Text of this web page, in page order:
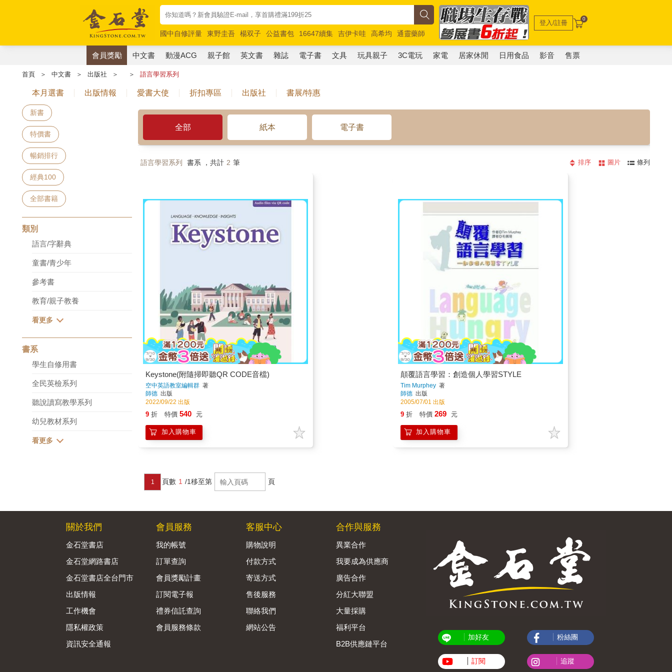
國中自修評量 東野圭吾 楊双子 公益書包 16647續集 吉伊卡哇 高希均
通靈藥師
唯紅花綻放
奧德賽 路邊攤新作 馬斯克 玩具總動員5 超慢跑
登入/註冊 0
會員獎勵 中文書 動漫ACG 親子館 英文書 雜誌 電子書 文具 玩具親子 3C電玩 家電 居家休閒 日用食品 影音 售票
首頁 ＞ 中文書 ＞ 出版社 ＞ ＞ 語言學習系列
本月選書 出版情報 愛書大使 折扣專區 出版社 書展/特惠
新書
特價書
暢銷排行
經典100
全部書籍
類別
語言/字辭典
童書/青少年
參考書
教育/親子教養
書系
學生自修用書
全民英檢系列
聽說讀寫教學系列
幼兒教材系列
全部 紙本 電子書
語言學習系列 書系 ，共計 2 筆 排序 圖片 條列
Keystone(附隨掃即聽QR CODE音檔)
空中英語教室編輯群 著
師德 出版
2022/09/22 出版
9 折 特價 540 元
加入購物車
顛覆語言學習：創造個人學習STYLE
Tim Murphey著
師德 出版
2005/07/01 出版
9 折 特價 269 元
加入購物車
1 頁數 1 /1移至第 頁
關於我們
金石堂書店
金石堂網路書店
金石堂書店全台門市
出版情報
工作機會
隱私權政策
資訊安全通報
會員服務
我的帳號
訂單查詢
會員獎勵計畫
訂閱電子報
禮券信託查詢
會員服務條款
客服中心
購物說明
付款方式
寄送方式
售後服務
聯絡我們
網站公告
合作與服務
異業合作
我要成為供應商
廣告合作
分紅大聯盟
大量採購
福利平台
B2B供應鏈平台
加好友
訂閱
粉絲團
追蹤